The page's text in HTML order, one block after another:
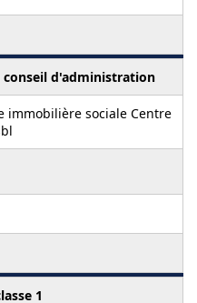
conseil d'administration
immobilière sociale Centre
1